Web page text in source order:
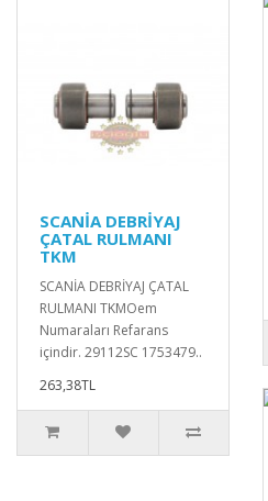
SCANİA DEBRİYAJ
ÇATAL RULMANI
TKM
SCANİA DEBRİYAJ ÇATAL
RULMANI TKMOem
Numaraları Refarans
içindir. 29112SC 1753479..
263,38TL